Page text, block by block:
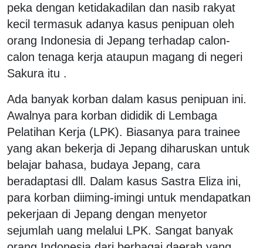
peka dengan ketidakadilan dan nasib rakyat
kecil termasuk adanya kasus penipuan oleh
orang Indonesia di Jepang terhadap calon-
calon tenaga kerja ataupun magang di negeri
Sakura itu .
Ada banyak korban dalam kasus penipuan ini.
Awalnya para korban dididik di Lembaga
Pelatihan Kerja (LPK). Biasanya para trainee
yang akan bekerja di Jepang diharuskan untuk
belajar bahasa, budaya Jepang, cara
beradaptasi dll. Dalam kasus Sastra Eliza ini,
para korban diiming-imingi untuk mendapatkan
pekerjaan di Jepang dengan menyetor
sejumlah uang melalui LPK. Sangat banyak